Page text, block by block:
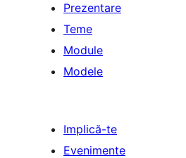
Prezentare
Teme
Module
Modele
Implică-te
Evenimente